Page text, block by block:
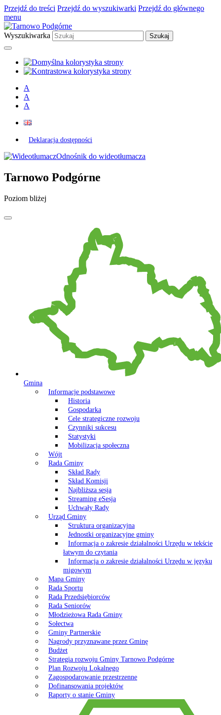
Przejdź do treści Przejdź do wyszukiwarki Przejdź do głównego
menu
Wyszukiwarka
A
A
A
Deklaracja dostępności
Odnośnik do wideotłumacza
Tarnowo Podgórne
Poziom bliżej
Gmina
Informacje podstawowe
Historia
Gospodarka
Cele strategiczne rozwoju
Czynniki sukcesu
Statystyki
Mobilizacja społeczna
Wójt
Rada Gminy
Skład Rady
Skład Komisji
Najbliższa sesja
Streaming eSesja
Uchwały Rady
Urząd Gminy
Struktura organizacyjna
Jednostki organizacyjne gminy
Informacja o zakresie działalności Urzędu w tekście
łatwym do czytania
Informacja o zakresie działalności Urzędu w języku
migowym
Mapa Gminy
Rada Sportu
Rada Przedsiębiorców
Rada Seniorów
Młodzieżowa Rada Gminy
Sołectwa
Gminy Partnerskie
Nagrody przyznawane przez Gminę
Budżet
Strategia rozwoju Gminy Tarnowo Podgórne
Plan Rozwoju Lokalnego
Zagospodarowanie przestrzenne
Dofinansowania projektów
Raporty o stanie Gminy